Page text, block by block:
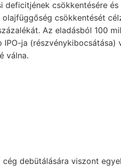
csökkentésére és
csökkentését
Az eladásból 100
ja (részvénykibocsátása)
válna.
debütálására viszont